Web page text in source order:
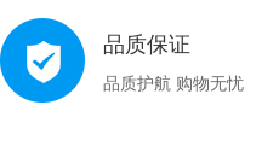
品质保证
品质护航 购物无忧